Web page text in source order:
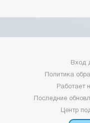
Вход
Политика
Работает
Последние
Центр